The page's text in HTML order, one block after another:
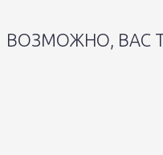
ВОЗМОЖНО, ВАС